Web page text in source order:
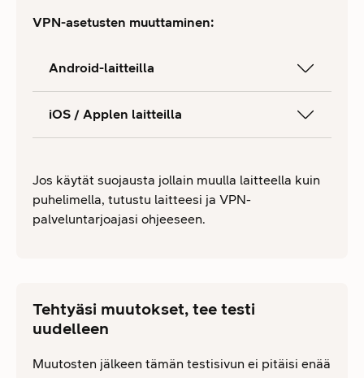
VPN-asetusten muuttaminen:
Android-laitteilla
iOS / Applen laitteilla
Jos käytät suojausta jollain muulla laitteella kuin
puhelimella, tutustu laitteesi ja VPN-
palveluntarjoajasi ohjeeseen.
Tehtyäsi muutokset, tee testi
uudelleen
Muutosten jälkeen tämän testisivun ei pitäisi enää